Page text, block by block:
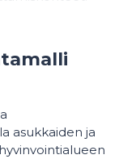
asukkaiden ja